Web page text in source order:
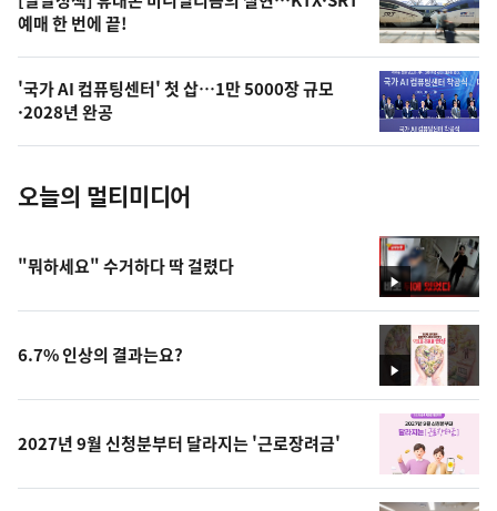
늘
의
사
진
예매 한 번에 끝!
'국가 AI 컴퓨팅센터' 첫 삽…1만 5000장 규모
·2028년 완공
오늘의 멀티미디어
영
상
"뭐하세요" 수거하다 딱 걸렸다
영
상
6.7% 인상의 결과는요?
2027년 9월 신청분부터 달라지는 '근로장려금'